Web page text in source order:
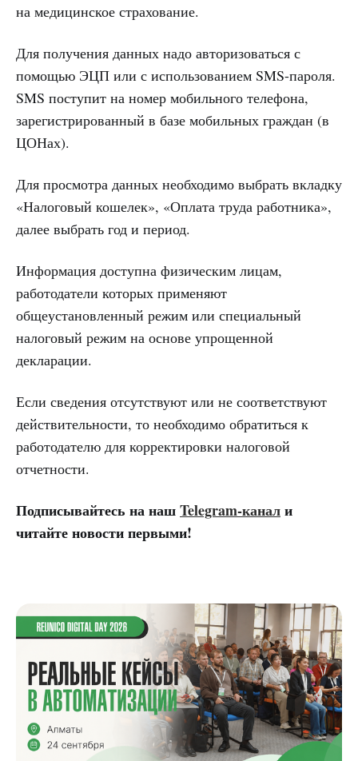
на медицинское страхование.
Для получения данных надо авторизоваться с
помощью ЭЦП или с использованием SMS-пароля.
SMS поступит на номер мобильного телефона,
зарегистрированный в базе мобильных граждан (в
ЦОНах).
Для просмотра данных необходимо выбрать вкладку
«Налоговый кошелек», «Оплата труда работника»,
далее выбрать год и период.
Информация доступна физическим лицам,
работодатели которых применяют
общеустановленный режим или специальный
налоговый режим на основе упрощенной
декларации.
Если сведения отсутствуют или не соответствуют
действительности, то необходимо обратиться к
работодателю для корректировки налоговой
отчетности.
Подписывайтесь на нашTelegram-канали
читайте новости первыми!